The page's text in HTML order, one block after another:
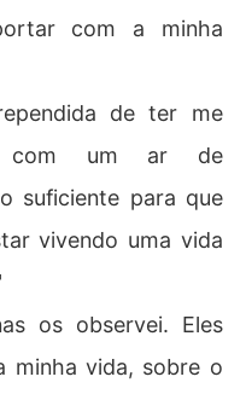
com a minha
de ter me
com um ar de
suficiente para que
vivendo uma vida
os observei. Eles
minha vida, sobre o